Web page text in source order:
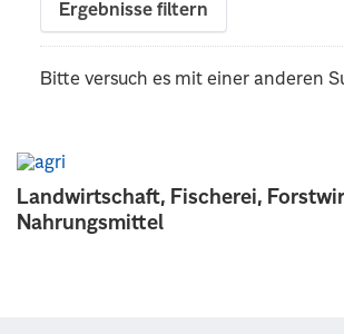
Landwirtschaft, Fischerei,
Nahrungsmittel
Ergebnisse filtern
Bitte versuch es mit einer anderen